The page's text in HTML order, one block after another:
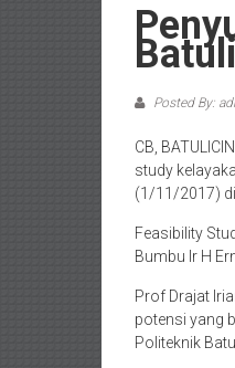
Posted By:
CB,
study
(1/11/2017)
Feasibility
Bumbu Ir H
Prof Drajat
potensi yang
Politeknik